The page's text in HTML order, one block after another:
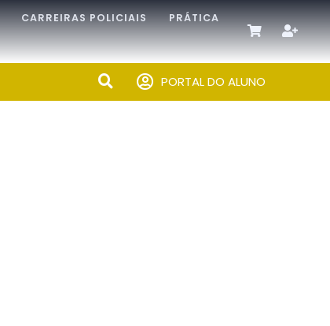
PORTAL DO ALUNO
CARREIRAS POLICIAIS
PRÁTICA